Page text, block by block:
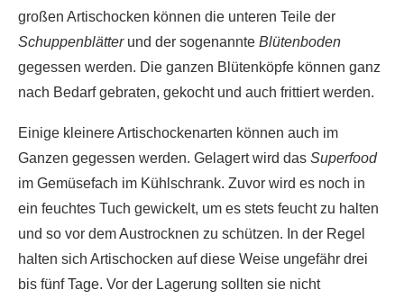
großen Artischocken können die unteren Teile der
Schuppenblätterund der sogenannte Blütenboden
gegessen werden. Die ganzen Blütenköpfe können ganz
nach Bedarf gebraten, gekocht und auch frittiert werden.
Einige kleinere Artischockenarten können auch im
Ganzen gegessen werden. Gelagert wird das Superfood
im Gemüsefach im Kühlschrank. Zuvor wird es noch in
ein feuchtes Tuch gewickelt, um es stets feucht zu halten
und so vor dem Austrocknen zu schützen. In der Regel
halten sich Artischocken auf diese Weise ungefähr drei
bis fünf Tage. Vor der Lagerung sollten sie nicht